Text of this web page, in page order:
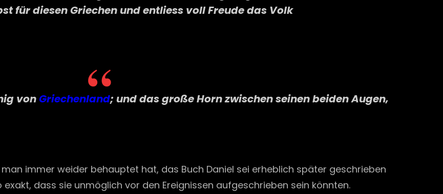
für diesen Griechen und entliess voll Freude das Volk
vonGriechenland; und das große Horn zwischen seinen beiden Augen,
immer weider behauptet hat, das Buch Daniel sei erheblich später geschrieben
dass sie unmöglich vor den Ereignissen aufgeschrieben sein könnten.